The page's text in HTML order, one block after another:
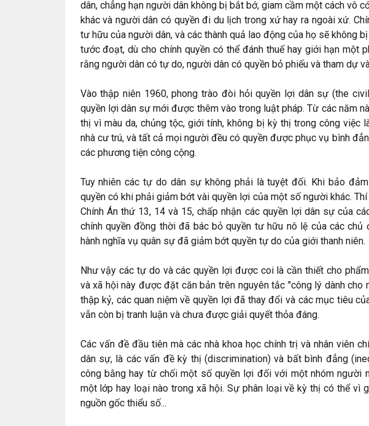
dân, chẳng hạn người dân không bị bắt bớ, giam cầm một cách vô
khác và người dân có quyền đi du lịch trong xứ hay ra ngoài xứ.
tư hữu của người dân, và các thành quả lao động của họ sẽ không
tước đoạt, dù cho chính quyền có thể đánh thuế hay giới hạn một
rằng người dân có tự do, người dân có quyền bỏ phiếu và tham dự
Vào thập niên 1960, phong trào đòi hỏi quyền lợi dân sự (the
quyền lợi dân sự mới được thêm vào trong luật pháp. Từ các năm
thị vì màu da, chủng tộc, giới tính, không bị kỳ thị trong công việc
nhà cư trú, và tất cả mọi người đều có quyền được phục vụ bình
các phương tiện công cộng.
Tuy nhiên các tự do dân sự không phải là tuyệt đối. Khi bảo
quyền có khi phải giảm bớt vài quyền lợi của một số người khác.
Chính Án thứ 13, 14 và 15, chấp nhận các quyền lợi dân sự của
chính quyền đồng thời đã bác bỏ quyền tư hữu nô lệ của các
hành nghĩa vụ quân sự đã giảm bớt quyền tự do của giới thanh niên.
Như vậy các tự do và các quyền lợi được coi là cần thiết cho
và xã hội này được đặt căn bản trên nguyên tắc "công lý dành cho
thập kỷ, các quan niệm về quyền lợi đã thay đổi và các mục tiêu
vẫn còn bị tranh luận và chưa được giải quyết thỏa đáng.
Các vấn đề đầu tiên mà các nhà khoa học chính trị và nhân viên
dân sự, là các vấn đề kỳ thị (discrimination) và bất bình đẳng
công bằng hay từ chối một số quyền lợi đối với một nhóm người
một lớp hay loại nào trong xã hội. Sự phân loại về kỳ thị có thể vì
nguồn gốc thiểu số...